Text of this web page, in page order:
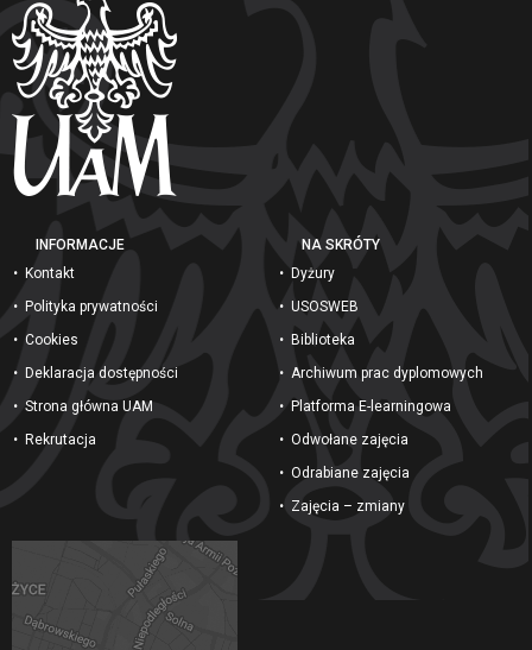
INFORMACJE
Kontakt
Polityka prywatności
Cookies
Deklaracja dostępności
Strona główna UAM
Rekrutacja
NA SKRÓTY
Dyżury
USOSWEB
Biblioteka
Archiwum prac dyplomowych
Platforma E-learningowa
Odwołane zajęcia
Odrabiane zajęcia
Zajęcia – zmiany